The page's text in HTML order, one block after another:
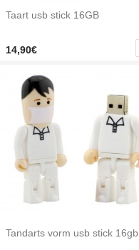
Taart usb stick 16GB
14,90€
Tandarts vorm usb stick 16gb